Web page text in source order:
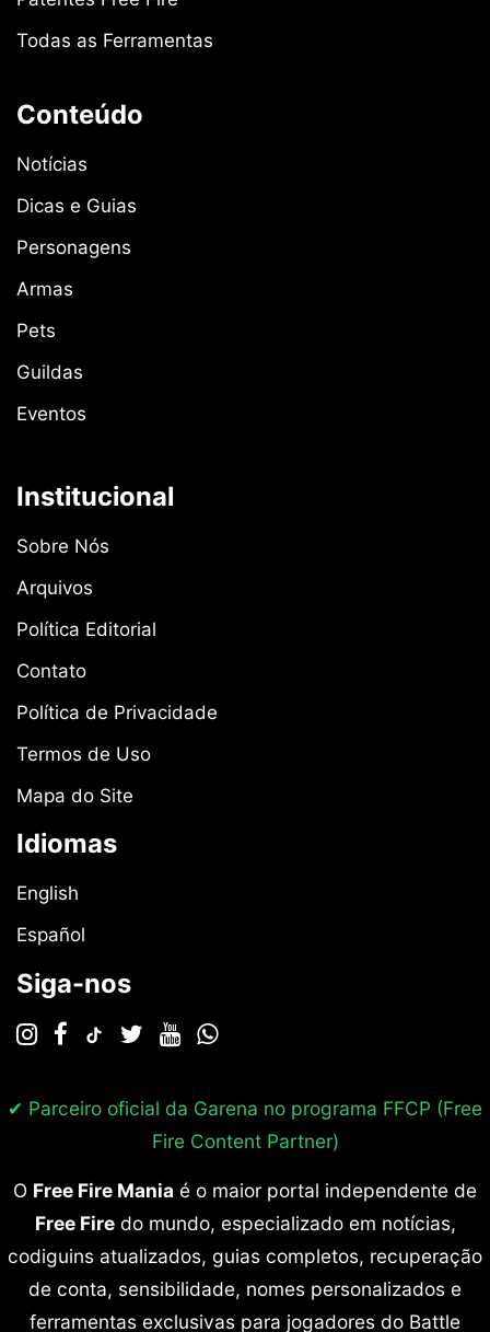
Todas as Ferramentas
Conteúdo
Notícias
Dicas e Guias
Personagens
Armas
Pets
Guildas
Eventos
Institucional
Sobre Nós
Arquivos
Política Editorial
Contato
Política de Privacidade
Termos de Uso
Mapa do Site
Idiomas
English
Español
Siga-nos
✔ Parceiro oficial da Garena no programa FFCP (Free
Fire Content Partner)
O Free Fire Mania é o maior portal independente de
Free Firedo mundo, especializado em notícias,
codiguins atualizados, guias completos, recuperação
de conta, sensibilidade, nomes personalizados e
ferramentas exclusivas para jogadores do Battle